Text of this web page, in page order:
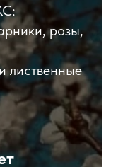
розы,
лиственные